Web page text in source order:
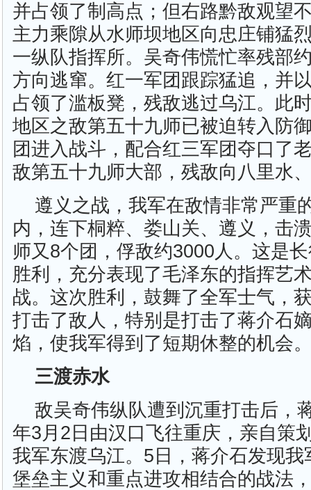
并占领了制高点；但右路黔敌观望
主力乘隙从水师坝地区向忠庄铺猛
一纵队指挥所。吴奇伟慌忙率残部
方向逃窜。红一军团跟踪猛追，并
占领了滥板凳，残敌逃过乌江。此
地区之敌第五十九师已被迫转入防
团进入战斗，配合红三军团夺口了
敌第五十九师大部，残敌向八里水
遵义之战，我军在敌情非常严重
内，连下桐粹、娄山关、遵义，击
师又8个团，俘敌约3000人。这是
胜利，充分表现了毛泽东的指挥艺
战。这次胜利，鼓舞了全军士气，
打击了敌人，特别是打击了蒋介石
焰，使我军得到了短期休整的机会
三渡赤水
敌吴奇伟纵队遭到沉重打击后，
年3月2日由汉口飞往重庆，亲自策
我军东渡乌江。5日，蒋介石发现
堡垒主义和重点进攻相结合的战法